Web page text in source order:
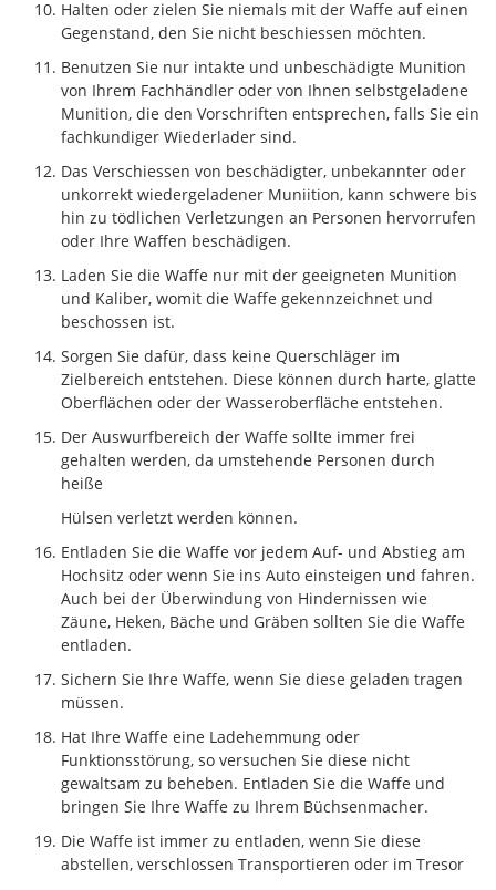
Halten oder zielen Sie niemals mit der Waffe auf einen
Gegenstand, den Sie nicht beschiessen möchten.
Benutzen Sie nur intakte und unbeschädigte Munition
von Ihrem Fachhändler oder von Ihnen selbstgeladene
Munition, die den Vorschriften entsprechen, falls Sie ein
fachkundiger Wiederlader sind.
Das Verschiessen von beschädigter, unbekannter oder
unkorrekt wiedergeladener Muniition, kann schwere bis
hin zu tödlichen Verletzungen an Personen hervorrufen
oder Ihre Waffen beschädigen.
Laden Sie die Waffe nur mit der geeigneten Munition
und Kaliber, womit die Waffe gekennzeichnet und
beschossen ist.
Sorgen Sie dafür, dass keine Querschläger im
Zielbereich entstehen. Diese können durch harte, glatte
Oberflächen oder der Wasseroberfläche entstehen.
Der Auswurfbereich der Waffe sollte immer frei
gehalten werden, da umstehende Personen durch
heiße
Hülsen verletzt werden können.
Entladen Sie die Waffe vor jedem Auf- und Abstieg am
Hochsitz oder wenn Sie ins Auto einsteigen und fahren.
Auch bei der Überwindung von Hindernissen wie
Zäune, Heken, Bäche und Gräben sollten Sie die Waffe
entladen.
Sichern Sie Ihre Waffe, wenn Sie diese geladen tragen
müssen.
Hat Ihre Waffe eine Ladehemmung oder
Funktionsstörung, so versuchen Sie diese nicht
gewaltsam zu beheben. Entladen Sie die Waffe und
bringen Sie Ihre Waffe zu Ihrem Büchsenmacher.
Die Waffe ist immer zu entladen, wenn Sie diese
abstellen, verschlossen Transportieren oder im Tresor